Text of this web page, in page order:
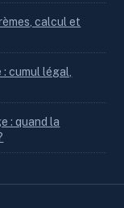
calcul et
cumul légal,
: quand la